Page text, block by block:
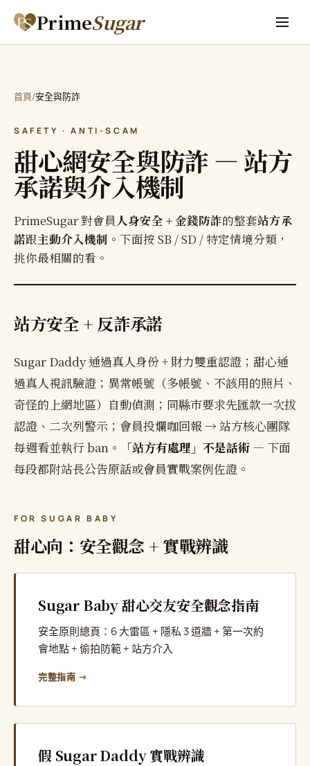
PrimeSugar
首頁/安全與防詐
SAFETY · ANTI-SCAM
甜心網安全與防詐 — 站方
承諾與介入機制
PrimeSugar 對會員人身安全 + 金錢防詐的整套站方承
諾跟主動介入機制 。下面按 SB / SD / 特定情境分類，
挑你最相關的看。
站方安全 + 反詐承諾
Sugar Daddy 通過真人身份 + 財力雙重認證；甜心通
過真人視訊驗證；異常帳號（多帳號、不該用的照片、
奇怪的上網地區）自動偵測；同縣市要求先匯款一次拔
認證、二次列警示；會員投爛咖回報 → 站方核心團隊
每週看並執行 ban。
「站方有處理」不是話術 — 下面
每段都附站長公告原話或會員實戰案例佐證。
FOR SUGAR BABY
甜心向：安全觀念 + 實戰辨識
Sugar Baby 甜心交友安全觀念指南
安全原則總頁：6 大雷區 + 隱私 3 道牆 + 第一次約
會地點 + 偷拍防範 + 站方介入
完整指南 →
假 Sugar Daddy 實戰辨識